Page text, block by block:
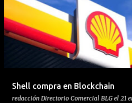
Shell compra en Blockchain
redacción Directorio Comercial BLG el 21